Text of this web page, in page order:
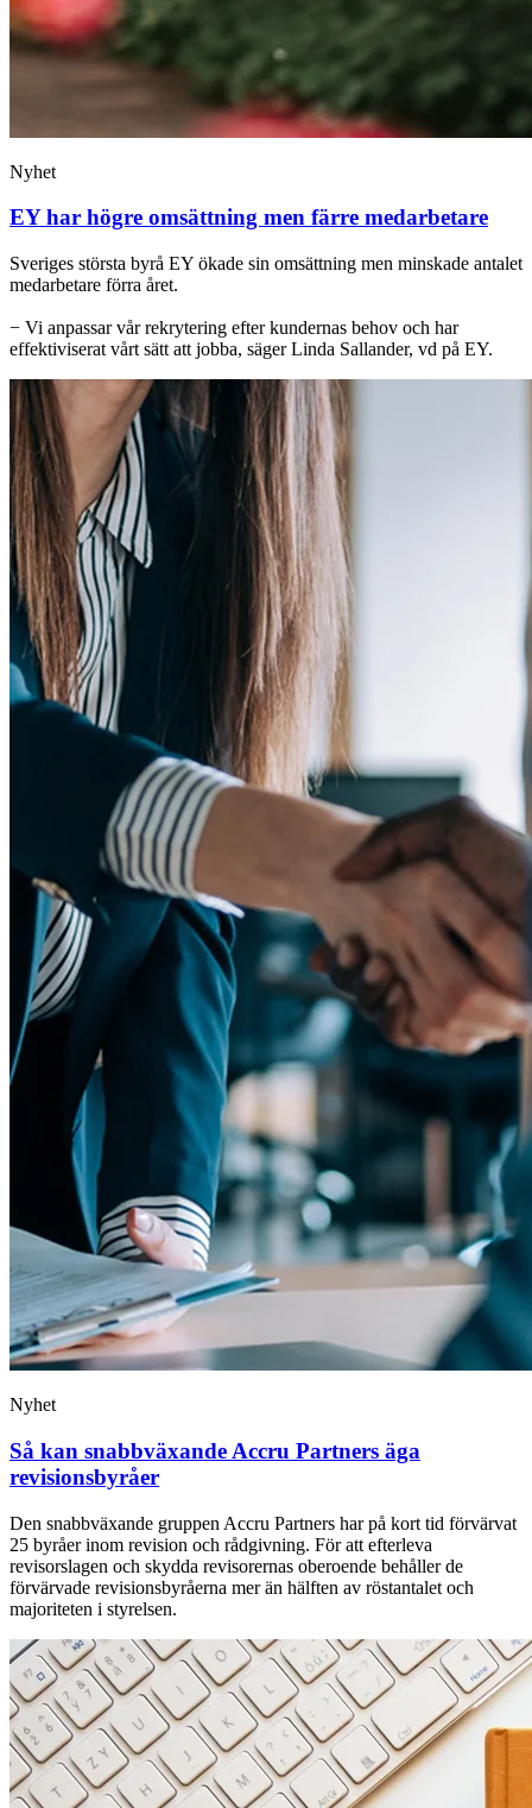
Nyhet
EY har högre omsättning men färre medarbetare
Sveriges största byrå EY ökade sin omsättning men minskade antalet
medarbetare förra året.
− Vi anpassar vår rekrytering efter kundernas behov och har
effektiviserat vårt sätt att jobba, säger Linda Sallander, vd på EY.
Nyhet
Så kan snabbväxande Accru Partners äga
revisionsbyråer
Den snabbväxande gruppen Accru Partners har på kort tid förvärvat
25 byråer inom revision och rådgivning. För att efterleva
revisorslagen och skydda revisorernas oberoende behåller de
förvärvade revisionsbyråerna mer än hälften av röstantalet och
majoriteten i styrelsen.